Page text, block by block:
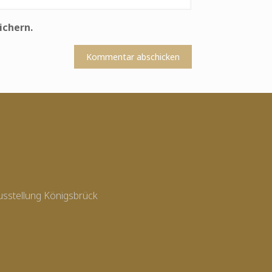
Königsbrück